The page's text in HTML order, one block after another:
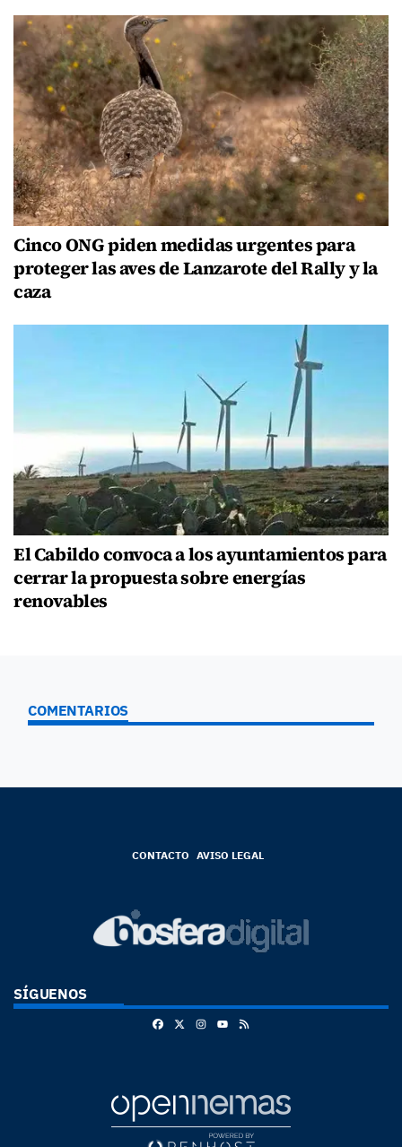
Cinco ONG piden medidas urgentes para
proteger las aves de Lanzarote del Rally y la
caza
El Cabildo convoca a los ayuntamientos para
cerrar la propuesta sobre energías
renovables
COMENTARIOS
CONTACTO AVISO LEGAL
SÍGUENOS
FacebookInstagram